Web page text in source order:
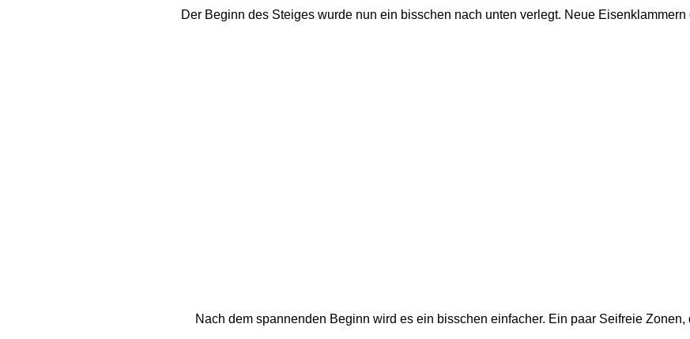
Der Beginn des Steiges wurde nun ein bisschen nach unten verlegt. Neue
Nach dem spannenden Beginn wird es ein bisschen einfacher. Ein paar Seifreie